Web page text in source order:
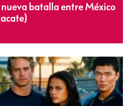
nueva batalla entre México